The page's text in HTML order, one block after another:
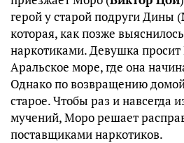
герой у старой подруги Дины (
которая, как позже
наркотиками. Девушка просит
Аральское море, где она
Однако по возвращению
старое. Чтобы раз и навсегда
мучений, Моро решает
поставщиками наркотиков.